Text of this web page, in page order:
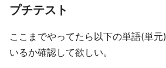
プチテスト
ここまでやってたら以下の単語(単
いるか確認して欲しい。